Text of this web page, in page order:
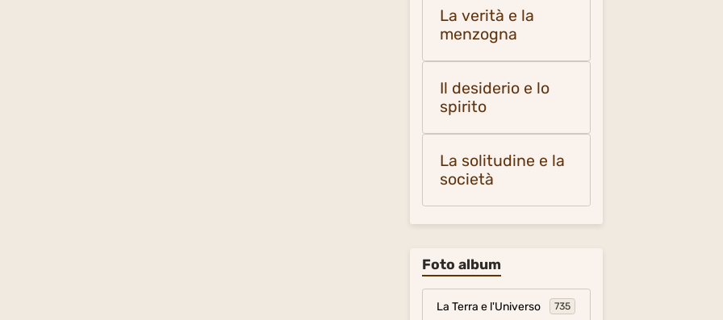
La verità e la
menzogna
Il desiderio e lo
spirito
La solitudine e la
società
Foto album
La Terra e l'Universo 735